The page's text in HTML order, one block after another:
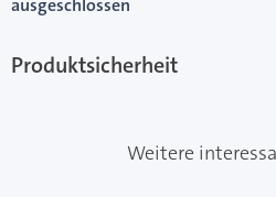
ausgeschlossen
Produktsicherheit
Weitere